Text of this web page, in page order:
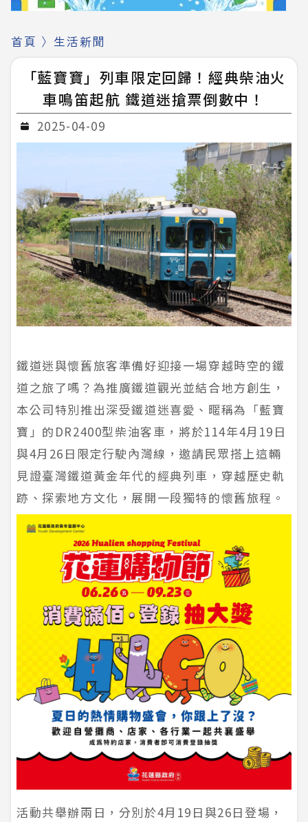
首頁 〉 生活新聞
「藍寶寶」列車限定回歸！經典柴油火
車鳴笛起航 鐵道迷搶票倒數中！
2025-04-09
鐵道迷與懷舊旅客準備好迎接一場穿越時空的鐵
道之旅了嗎？為推廣鐵道觀光並結合地方創生，
本公司特別推出深受鐵道迷喜愛、暱稱為「藍寶
寶」的DR2400型柴油客車，將於114年4月19日
與4月26日限定行駛內灣線，邀請民眾搭上這輛
見證臺灣鐵道黃金年代的經典列車，穿越歷史軌
跡、探索地方文化，展開一段獨特的懷舊旅程。
活動共舉辦兩日，分別於4月19日與26日登場，